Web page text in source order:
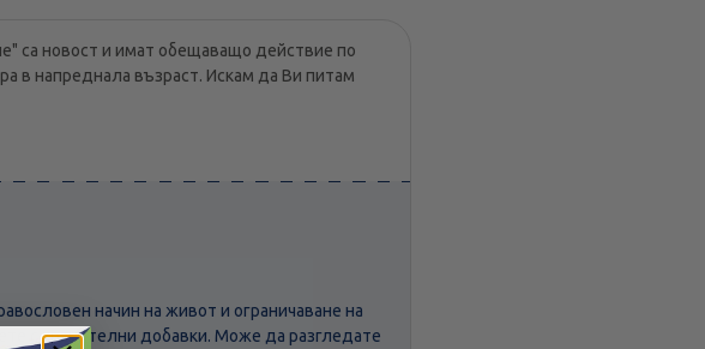
са новост и имат обещаващо действие по
в напреднала възраст. Искам да Ви питам
начин на живот и ограничаване на
с хранителни добавки. Може да разгледате